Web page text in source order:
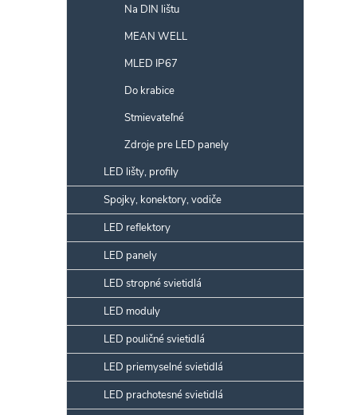
Na DIN lištu
MEAN WELL
MLED IP67
Do krabice
Stmievateľné
Zdroje pre LED panely
LED lišty, profily
Spojky, konektory, vodiče
LED reflektory
LED panely
LED stropné svietidlá
LED moduly
LED pouličné svietidlá
LED priemyselné svietidlá
LED prachotesné svietidlá